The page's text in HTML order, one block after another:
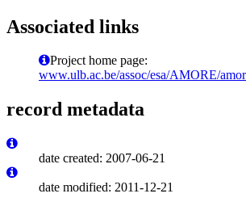
Associated links
Project home page:
www.ulb.ac.be/assoc/esa/AMORE/
record metadata
date created: 2007-06-21
date modified: 2011-12-21